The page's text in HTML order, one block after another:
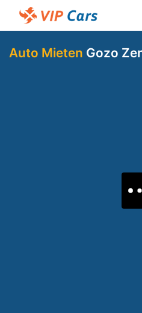
Auto Mieten Gozo